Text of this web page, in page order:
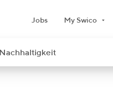
Jobs My Swico
Nachhaltigkeit